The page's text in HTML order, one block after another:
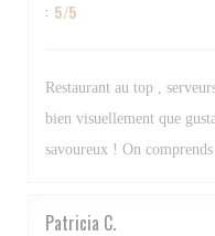
: 5/5
Restaurant au top ,
bien visuellement que
savoureux ! On
Patricia C